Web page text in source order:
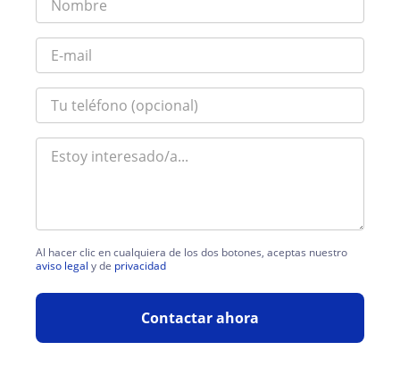
Al hacer clic en cualquiera de los dos botones, aceptas nuestro
aviso legal y de privacidad
Contactar ahora